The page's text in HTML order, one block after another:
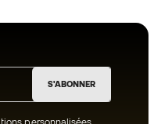
S'ABONNER